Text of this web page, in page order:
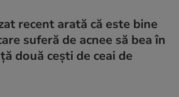
recent arată că este bine
suferă de acnee să bea în
două cești de ceai de